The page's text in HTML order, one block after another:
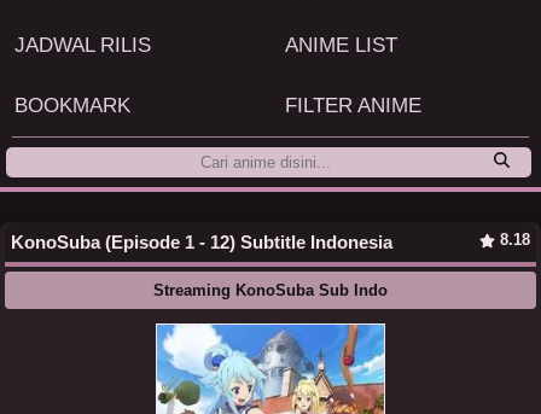
JADWAL RILIS ANIME LIST
BOOKMARK FILTER ANIME
KonoSuba (Episode 1 - 12) Subtitle Indonesia 8.18
Streaming KonoSuba Sub Indo